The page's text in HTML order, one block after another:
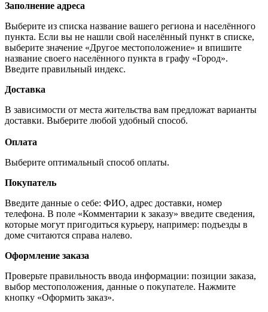
Заполнение адреса
Выберите из списка название вашего региона и населённого
пункта. Если вы не нашли свой населённый пункт в списке,
выберите значение «Другое местоположение» и впишите
название своего населённого пункта в графу «Город».
Введите правильный индекс.
Доставка
В зависимости от места жительства вам предложат варианты
доставки. Выберите любой удобный способ.
Оплата
Выберите оптимальный способ оплаты.
Покупатель
Введите данные о себе: ФИО, адрес доставки, номер
телефона. В поле «Комментарии к заказу» введите сведения,
которые могут пригодиться курьеру, например: подъезды в
доме считаются справа налево.
Оформление заказа
Проверьте правильность ввода информации: позиции заказа,
выбор местоположения, данные о покупателе. Нажмите
кнопку «Оформить заказ».